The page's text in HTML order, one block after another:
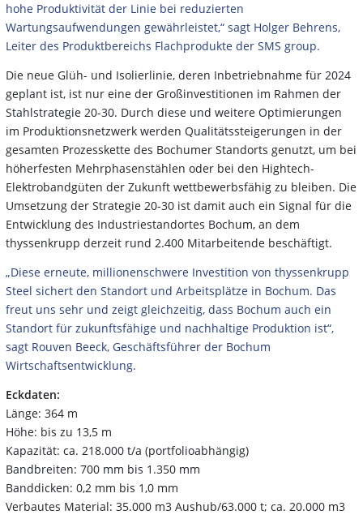
hohe Produktivität der Linie bei reduzierten
Wartungsaufwendungen gewährleistet,“ sagt Holger Behrens,
Leiter des Produktbereichs Flachprodukte der SMS group.
Die neue Glüh- und Isolierlinie, deren Inbetriebnahme für 2024
geplant ist, ist nur eine der Großinvestitionen im Rahmen der
Stahlstrategie 20-30. Durch diese und weitere Optimierungen
im Produktionsnetzwerk werden Qualitätssteigerungen in der
gesamten Prozesskette des Bochumer Standorts genutzt, um bei
höherfesten Mehrphasenstählen oder bei den Hightech-
Elektrobandgüten der Zukunft wettbewerbsfähig zu bleiben. Die
Umsetzung der Strategie 20-30 ist damit auch ein Signal für die
Entwicklung des Industriestandortes Bochum, an dem
thyssenkrupp derzeit rund 2.400 Mitarbeitende beschäftigt.
„Diese erneute, millionenschwere Investition von thyssenkrupp
Steel sichert den Standort und Arbeitsplätze in Bochum. Das
freut uns sehr und zeigt gleichzeitig, dass Bochum auch ein
Standort für zukunftsfähige und nachhaltige Produktion ist“,
sagt Rouven Beeck, Geschäftsführer der Bochum
Wirtschaftsentwicklung.
Eckdaten:
Länge: 364 m
Höhe: bis zu 13,5 m
Kapazität: ca. 218.000 t/a (portfolioabhängig)
Bandbreiten: 700 mm bis 1.350 mm
Banddicken: 0,2 mm bis 1,0 mm
Verbautes Material: 35.000 m3 Aushub/63.000 t; ca. 20.000 m3